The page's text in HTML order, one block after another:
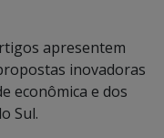
apresentem
inovadoras
econômica e dos
Sul.